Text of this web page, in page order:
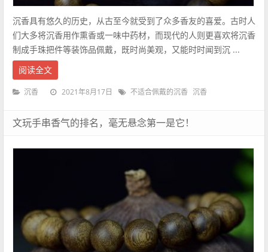
沉香具有悠久的历史，从古至今就受到了众多香友的喜爱。古时人
们大多将沉香用作熏香或一味中药材，而现代的人则更喜欢将沉香
制成手珠把件等装饰品佩戴，既时尚美观，又能时时闻到沉 ...
阅读全文
沉香 2021年8月17日 不适合佩戴的沉香 沉香
文玩手串香气的排名，毫无悬念第一是它！